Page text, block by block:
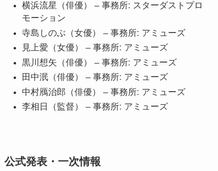
横浜流星（俳優） – 事務所: スターダストプロ
モーション
寺島しのぶ（女優） – 事務所: アミューズ
見上愛（女優） – 事務所: アミューズ
黒川想矢（俳優） – 事務所: アミューズ
田中泯（俳優） – 事務所: アミューズ
中村鴈治郎（俳優） – 事務所: アミューズ
李相日（監督） – 事務所: アミューズ
公式発表・一次情報